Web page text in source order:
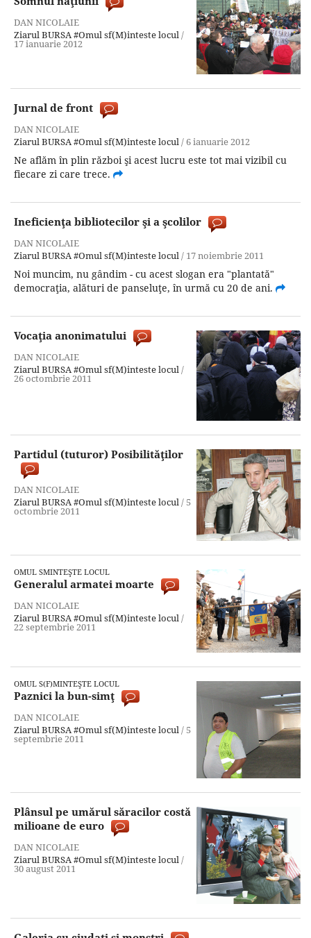
DAN NICOLAIE
Ziarul BURSA#Omul sf(M)inteste locul/
17 ianuarie 2012
Jurnal de front
DAN NICOLAIE
Ziarul BURSA#Omul sf(M)inteste locul/6 ianuarie 2012
Ne aflăm în plin război şi acest lucru este tot mai vizibil cu
fiecare zi care trece.
Ineficienţa bibliotecilor şi a şcolilor
DAN NICOLAIE
Ziarul BURSA#Omul sf(M)inteste locul/ 17 noiembrie 2011
Noi muncim, nu gândim - cu acest slogan era "plantată"
democraţia, alături de panseluţe, în urmă cu 20 de ani.
Vocaţia anonimatului
DAN NICOLAIE
Ziarul BURSA#Omul sf(M)inteste locul/
26 octombrie 2011
Partidul (tuturor) Posibilităţilor
DAN NICOLAIE
Ziarul BURSA#Omul sf(M)inteste locul/ 5
octombrie 2011
OMUL SMINTEŞTE LOCUL
Generalul armatei moarte
DAN NICOLAIE
Ziarul BURSA#Omul sf(M)inteste locul/
22 septembrie 2011
OMUL S(F)MINTEŞTE LOCUL
Paznici la bun-simţ
DAN NICOLAIE
Ziarul BURSA#Omul sf(M)inteste locul/ 5
septembrie 2011
Plânsul pe umărul săracilor costă
milioane de euro
DAN NICOLAIE
Ziarul BURSA#Omul sf(M)inteste locul/
30 august 2011